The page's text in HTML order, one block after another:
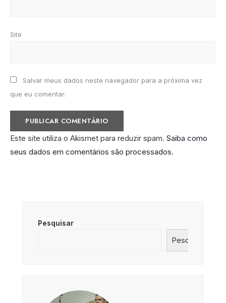
Site
Salvar meus dados neste navegador para a próxima vez
que eu comentar.
Este site utiliza o Akismet para reduzir spam. Saiba como
seus dados em comentários são processados.
Pesquisar
Pesquisar